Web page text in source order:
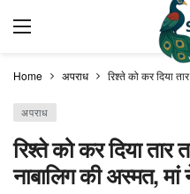
Home अपराध रिश्ते को कर दिया
अपराध
रिश्ते को कर दिया तार
नाबालिग की अस्मत, मां